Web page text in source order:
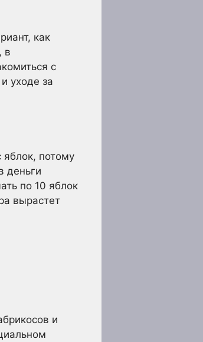
как
в
с
уходе за
яблок, потому
деньги
по 10 яблок
вырастет
и